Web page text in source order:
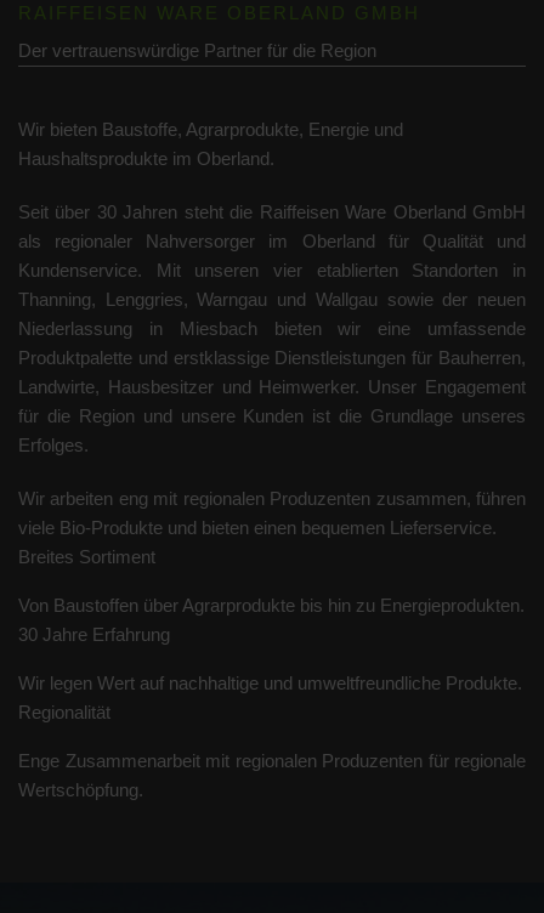
RAIFFEISEN WARE OBERLAND GMBH
Der vertrauenswürdige Partner für die Region
Wir bieten Baustoffe, Agrarprodukte, Energie und
Haushaltsprodukte im Oberland.
Seit über 30 Jahren steht die Raiffeisen Ware Oberland GmbH
als regionaler Nahversorger im Oberland für Qualität und
Kundenservice. Mit unseren vier etablierten Standorten in
Thanning, Lenggries, Warngau und Wallgau sowie der neuen
Niederlassung in Miesbach bieten wir eine umfassende
Produktpalette und erstklassige Dienstleistungen für Bauherren,
Landwirte, Hausbesitzer und Heimwerker. Unser Engagement
für die Region und unsere Kunden ist die Grundlage unseres
Erfolges.
Wir arbeiten eng mit regionalen Produzenten zusammen, führen
viele Bio-Produkte und bieten einen bequemen Lieferservice.
Breites Sortiment
Von Baustoffen über Agrarprodukte bis hin zu Energieprodukten.
30 Jahre Erfahrung
Wir legen Wert auf nachhaltige und umweltfreundliche Produkte.
Regionalität
Enge Zusammenarbeit mit regionalen Produzenten für regionale
Wertschöpfung.